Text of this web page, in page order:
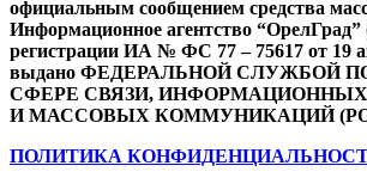
официальным сообщением средства
Информационное агентство “ОрелГрад”
регистрации ИА № ФС 77 – 75617 от 19
выдано ФЕДЕРАЛЬНОЙ СЛУЖБОЙ
СФЕРЕ СВЯЗИ,
И МАССОВЫХ КОММУНИКАЦИЙ
ПОЛИТИКА